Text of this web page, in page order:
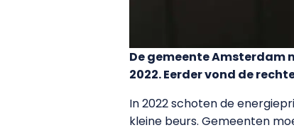
De gemeente Amsterdam
2022. Eerder vond de
In 2022 schoten de
kleine beurs. Gemeenten